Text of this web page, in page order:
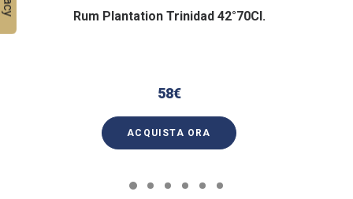
Rum Plantation Trinidad 42°70Cl.
58€
ACQUISTA ORA